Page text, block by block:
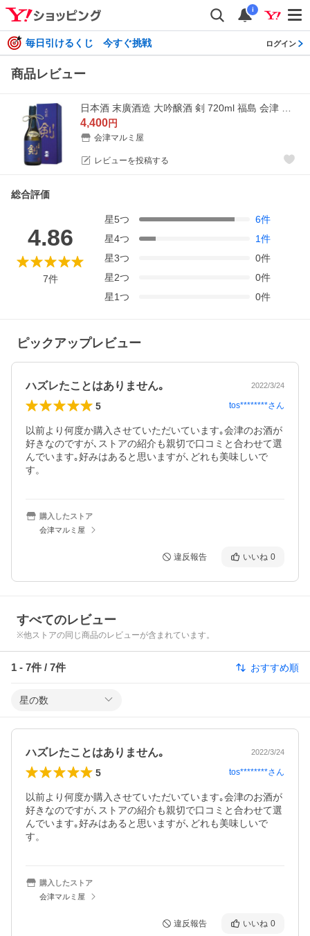
i
毎日引けるくじ 今すぐ挑戦 ログイン
商品レビュー
4,400円
会津マルミ屋
レビューを投稿する
総合評価
4.86
7件
星5つ 6件
星4つ 1件
星3つ 0件
星2つ 0件
星1つ 0件
ピックアップレビュー
ハズレたことはありません｡ 2022/3/24
5 tos********さん
以前より何度か購入させていただいています｡会津のお酒が
好きなのですが､ストアの紹介も親切で口コミと合わせて選
んでいます｡好みはあると思いますが､どれも美味しいで
す。
購入したストア
会津マルミ屋
違反報告 いいね 0
すべてのレビュー
※他ストアの同じ商品のレビューが含まれています。
1 - 7件 / 7件 おすすめ順
星の数
ハズレたことはありません｡ 2022/3/24
5 tos********さん
以前より何度か購入させていただいています｡会津のお酒が
好きなのですが､ストアの紹介も親切で口コミと合わせて選
んでいます｡好みはあると思いますが､どれも美味しいで
す。
購入したストア
会津マルミ屋
違反報告 いいね 0